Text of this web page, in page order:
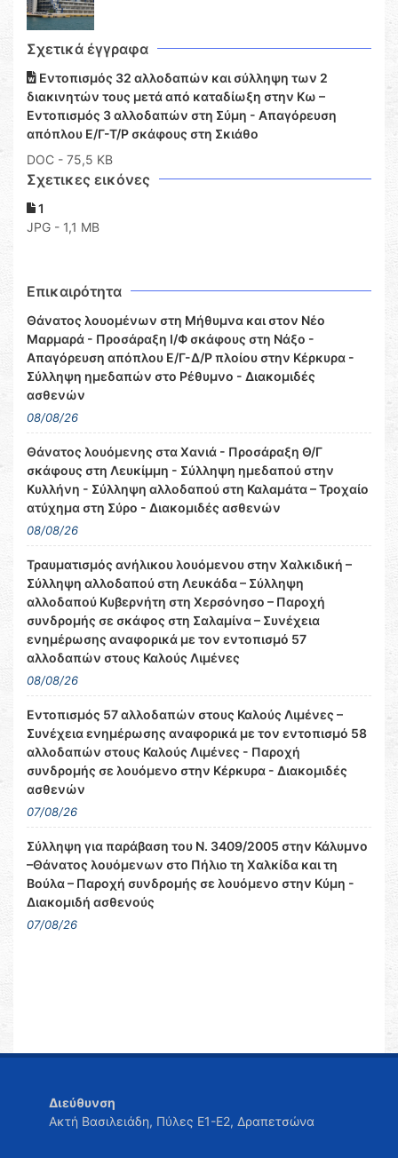
Σχετικά έγγραφα
Εντοπισμός 32 αλλοδαπών και σύλληψη των 2
διακινητών τους μετά από καταδίωξη στην Κω –
Εντοπισμός 3 αλλοδαπών στη Σύμη - Απαγόρευση
απόπλου Ε/Γ-Τ/Ρ σκάφους στη Σκιάθο
DOC - 75,5 KB
Σχετικες εικόνες
1
JPG - 1,1 MB
Επικαιρότητα
Θάνατος λουομένων στη Μήθυμνα και στον Νέο
Μαρμαρά - Προσάραξη Ι/Φ σκάφους στη Νάξο -
Απαγόρευση απόπλου Ε/Γ-Δ/Ρ πλοίου στην Κέρκυρα -
Σύλληψη ημεδαπών στο Ρέθυμνο - Διακομιδές
ασθενών
08/08/26
Θάνατος λουόμενης στα Χανιά - Προσάραξη Θ/Γ
σκάφους στη Λευκίμμη - Σύλληψη ημεδαπού στην
Κυλλήνη - Σύλληψη αλλοδαπού στη Καλαμάτα – Τροχαίο
ατύχημα στη Σύρο - Διακομιδές ασθενών
08/08/26
Τραυματισμός ανήλικου λουόμενου στην Χαλκιδική –
Σύλληψη αλλοδαπού στη Λευκάδα – Σύλληψη
αλλοδαπού Κυβερνήτη στη Χερσόνησο – Παροχή
συνδρομής σε σκάφος στη Σαλαμίνα – Συνέχεια
ενημέρωσης αναφορικά με τον εντοπισμό 57
αλλοδαπών στους Καλούς Λιμένες
08/08/26
Εντοπισμός 57 αλλοδαπών στους Καλούς Λιμένες –
Συνέχεια ενημέρωσης αναφορικά με τον εντοπισμό 58
αλλοδαπών στους Καλούς Λιμένες - Παροχή
συνδρομής σε λουόμενο στην Κέρκυρα - Διακομιδές
ασθενών
07/08/26
Σύλληψη για παράβαση του Ν. 3409/2005 στην Κάλυμνο
–Θάνατος λουόμενων στο Πήλιο τη Χαλκίδα και τη
Βούλα – Παροχή συνδρομής σε λουόμενο στην Κύμη -
Διακομιδή ασθενούς
07/08/26
Διεύθυνση
Ακτή Βασιλειάδη, Πύλες Ε1-Ε2, Δραπετσώνα